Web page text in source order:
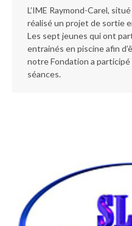
L’IME Raymond-Carel,
réalisé un projet de sortie
Les sept jeunes qui ont
entrainés en piscine afin
notre Fondation a
séances.